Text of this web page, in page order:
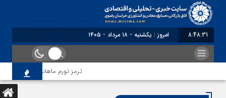
8:48:31 امروز : یکشنبه - ۱۸ مرداد - ۱۴۰۵
ترمز تورم ماهانه خراسان